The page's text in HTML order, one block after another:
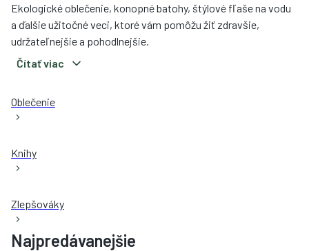
Ekologické oblečenie, konopné batohy, štýlové fľaše na vodu
a ďalšie užitočné veci, ktoré vám pomôžu žiť zdravšie,
udržateľnejšie a pohodlnejšie.
Čítať viac
Oblečenie
Knihy
Zlepšováky
Najpredávanejšie